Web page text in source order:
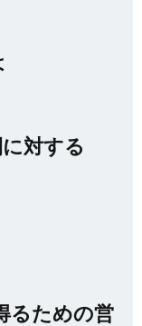
対する
るための営